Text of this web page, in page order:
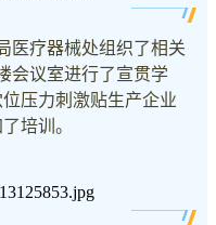
医疗器械处组织了相关
会议室进行了宣贯学
压力刺激贴生产企业
培训。